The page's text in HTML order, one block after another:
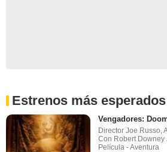
Estrenos más esperados
Vengadores:
Director Joe Russo,
Con Robert Downey
Película - Aventura